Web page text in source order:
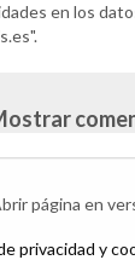
en los
página en
privacidad y